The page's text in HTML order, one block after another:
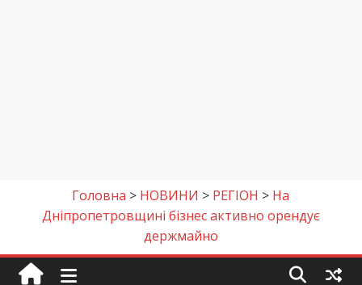
Головна > НОВИНИ > РЕГІОН > На
Дніпропетровщині бізнес активно орендує
держмайно